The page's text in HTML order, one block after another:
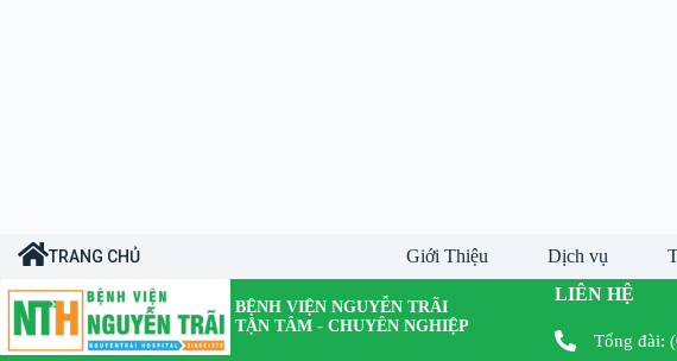
TRANG CHỦ Giới Thiệu Dịch vụ
BỆNH VIỆN NGUYỄN TRÃI
TẬN TÂM - CHUYÊN NGHIỆP
LIÊN HỆ
Tổng đài: